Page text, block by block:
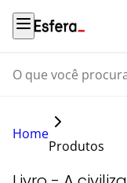
O que você procura?
Home
Produtos